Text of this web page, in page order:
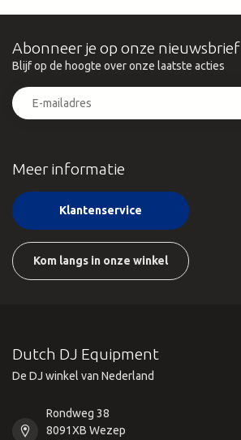
Meer informatie
Klantenservice
Kom langs in onze winkel
Abonneer je op onze nieuwsbrief
Blijf op de hoogte over onze laatste acties
Dutch DJ Equipment
De DJ winkel van Nederland
Rondweg 38
8091XB Wezep